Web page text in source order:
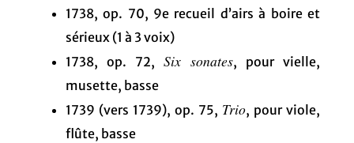
1738, op. 70, 9e recueil d’airs à boire et
sérieux (1 à 3 voix)
1738, op. 72, Six sonates, pour vielle,
musette, basse
1739 (vers 1739), op. 75, Trio, pour viole,
flûte, basse